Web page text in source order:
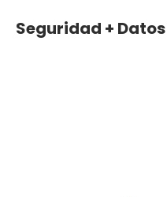
Seguridad + Datos